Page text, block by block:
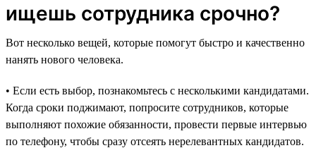
ищешь сотрудника срочно?
Вот несколько вещей, которые помогут быстро и качественно
нанять нового человека.
• Если есть выбор, познакомьтесь с несколькими кандидатами.
Когда сроки поджимают, попросите сотрудников, которые
выполняют похожие обязанности, провести первые интервью
по телефону, чтобы сразу отсеять нерелевантных кандидатов.